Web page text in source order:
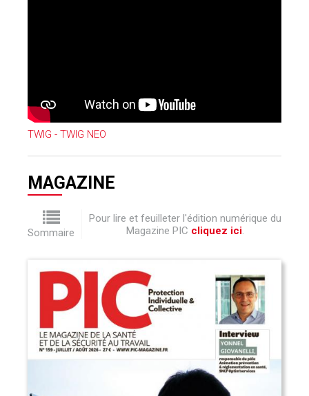
TWIG - TWIG NEO
MAGAZINE
Sommaire
Pour lire et feuilleter l'édition numérique du
Magazine PIC cliquez ici.